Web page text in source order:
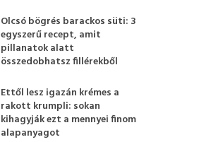
Olcsó bögrés barackos süti: 3
egyszerű recept, amit
pillanatok alatt
összedobhatsz fillérekből
Ettől lesz igazán krémes a
rakott krumpli: sokan
kihagyják ezt a mennyei finom
alapanyagot